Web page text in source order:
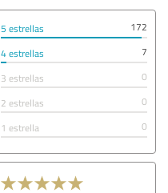
5 estrellas
172
4 estrellas
7
3 estrellas
0
2 estrellas
0
1 estrella
0